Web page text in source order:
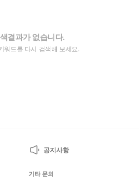
결과가 없습니다.
워드를 다시 검색해 보세요.
공지사항
기타 문의